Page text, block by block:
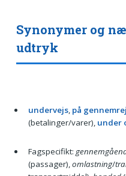
Synonymer og
udtryk
undervejs, på
(betalinger/varer), under
Fagspecifikt:
(passager),omlastning/